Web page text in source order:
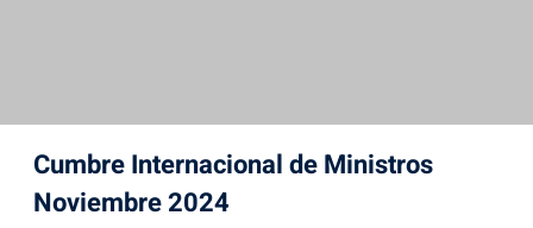
Cumbre Internacional de Ministros
Noviembre 2024